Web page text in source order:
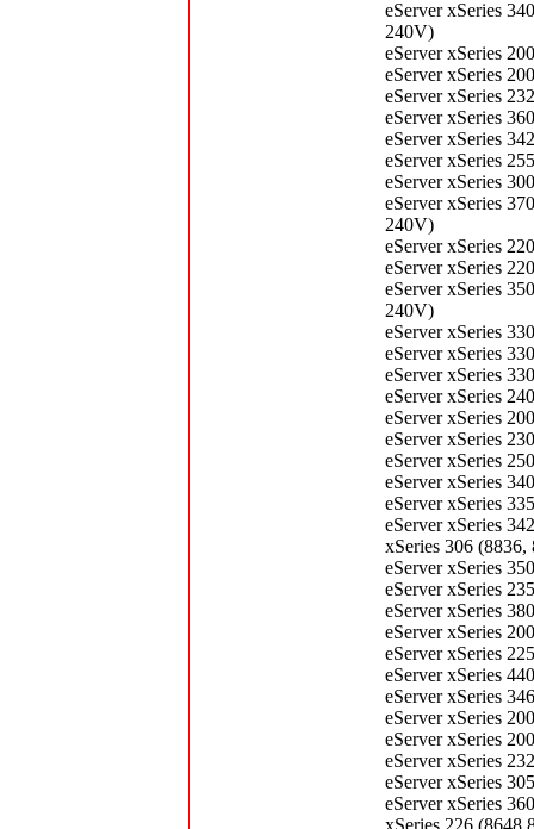
eServer xSeries
240V)
eServer xSeries
eServer xSeries
eServer xSeries
eServer xSeries
eServer xSeries
eServer xSeries
eServer xSeries
eServer xSeries
240V)
eServer xSeries
eServer xSeries
eServer xSeries
240V)
eServer xSeries
eServer xSeries
eServer xSeries
eServer xSeries
eServer xSeries
eServer xSeries
eServer xSeries
eServer xSeries
eServer xSeries
eServer xSeries
xSeries 306
eServer xSeries
eServer xSeries
eServer xSeries
eServer xSeries
eServer xSeries
eServer xSeries
eServer xSeries
eServer xSeries
eServer xSeries
eServer xSeries
eServer xSeries
eServer xSeries
xSeries 226